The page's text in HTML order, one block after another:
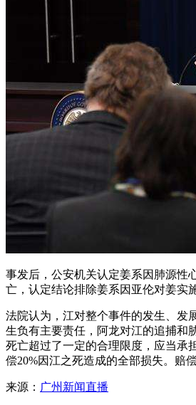
事发后，公安机关认定姜系因肺源性
亡，认定结论排除姜系因亚伦对姜实
法院认为，江对整个事件的发生、发
生负有主要责任，阿龙对江的追捕和
死亡超过了一定的合理限度，应当承
偿20%因江之死造成的全部损失。赔
来源： 广州新闻直播